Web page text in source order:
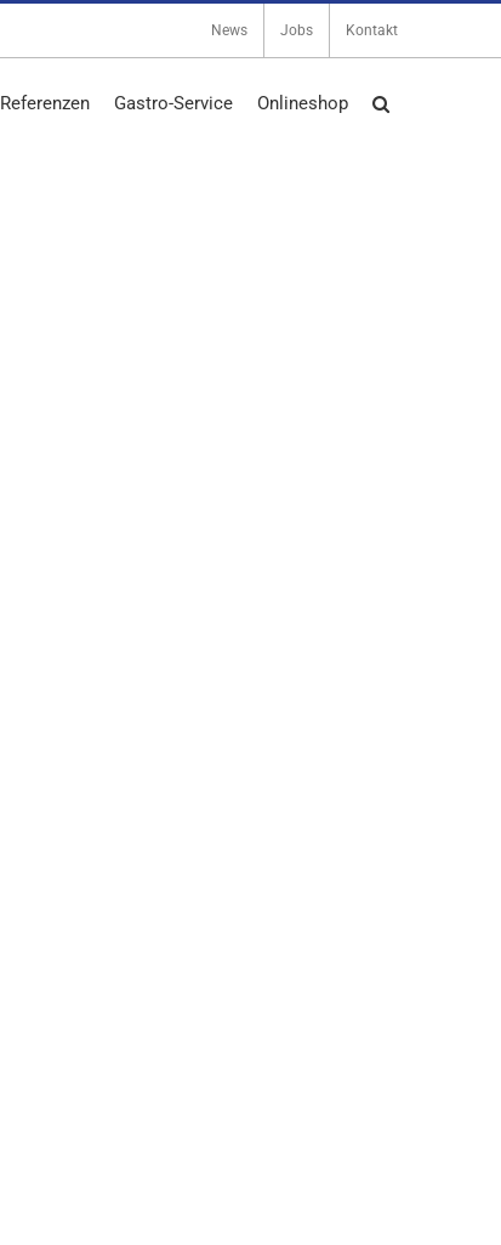
News Jobs Kontakt
Referenzen Gastro-Service Onlineshop